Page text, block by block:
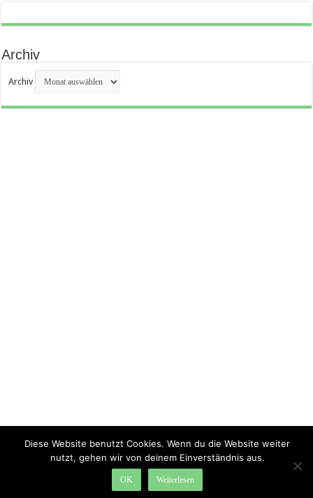
Archiv
Archiv
Diese Website benutzt Cookies. Wenn du die Website weiter
nutzt, gehen wir von deinem Einverständnis aus.
OK Weiterlesen